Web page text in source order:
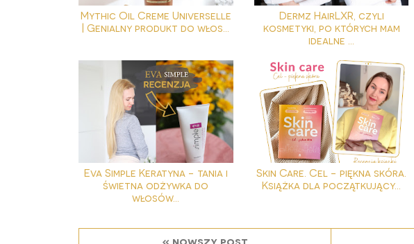
Mythic Oil Creme Universelle
| Genialny produkt do włos...
Dermz HairLXR, czyli
kosmetyki, po których mam
idealne ...
Eva Simple Keratyna - tania i
świetna odżywka do
włosów...
Skin Care. Cel - piękna skóra.
Książka dla początkujący...
« nowszy post